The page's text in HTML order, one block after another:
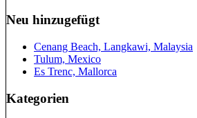
Neu hinzugefügt
Cenang Beach, Langkawi, Malaysia
Tulum, Mexico
Es Trenc, Mallorca
Kategorien